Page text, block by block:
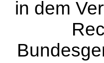
in dem